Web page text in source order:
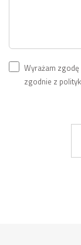
Wyrażam
zgodnie z